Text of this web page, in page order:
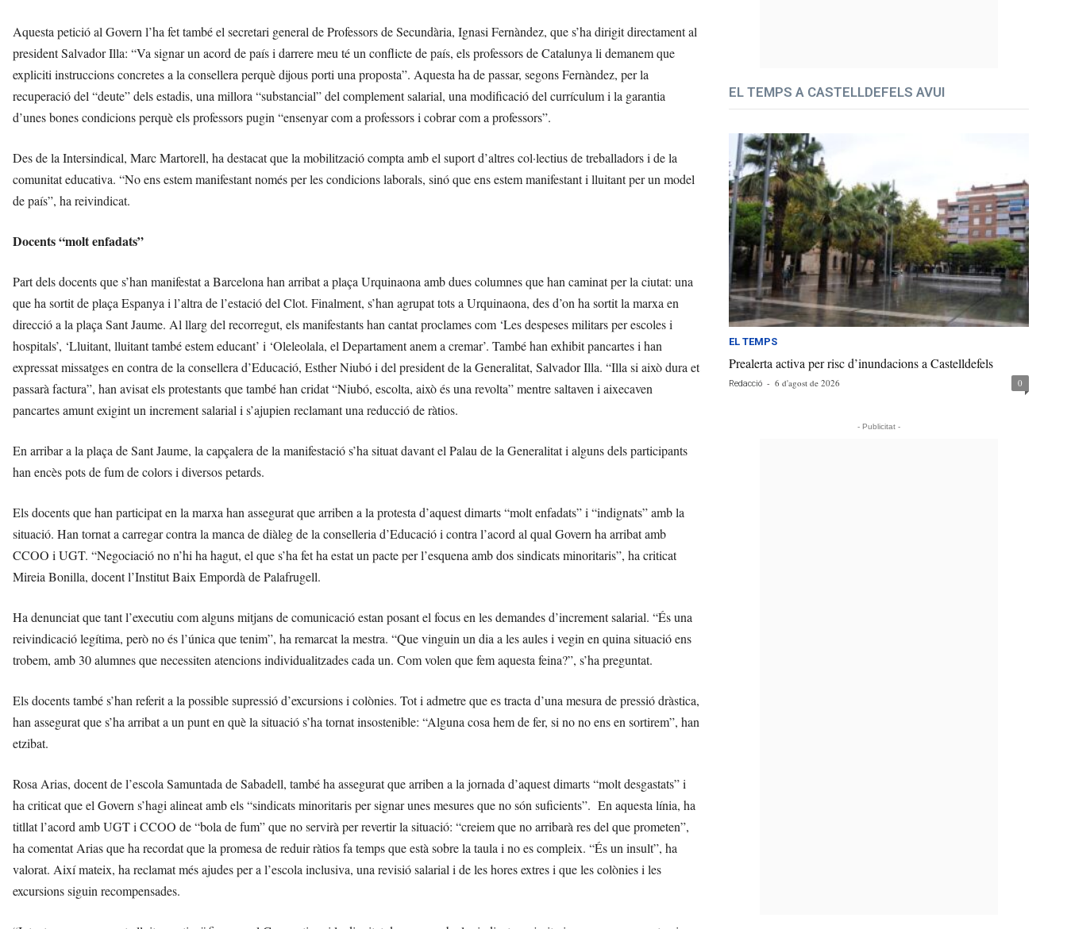
Aquesta petició al Govern l’ha fet també el secretari general de Professors de Secundària, Ignasi Fernàndez, que s’ha dirigit directament al
president Salvador Illa: “Va signar un acord de país i darrere meu té un conflicte de país, els professors de Catalunya li demanem que
expliciti instruccions concretes a la consellera perquè dijous porti una proposta”. Aquesta ha de passar, segons Fernàndez, per la
recuperació del “deute” dels estadis, una millora “substancial” del complement salarial, una modificació del currículum i la garantia
d’unes bones condicions perquè els professors pugin “ensenyar com a professors i cobrar com a professors”.
Des de la Intersindical, Marc Martorell, ha destacat que la mobilització compta amb el suport d’altres col·lectius de treballadors i de la
comunitat educativa. “No ens estem manifestant només per les condicions laborals, sinó que ens estem manifestant i lluitant per un model
de país”, ha reivindicat.
Docents “molt enfadats”
Part dels docents que s’han manifestat a Barcelona han arribat a plaça Urquinaona amb dues columnes que han caminat per la ciutat: una
que ha sortit de plaça Espanya i l’altra de l’estació del Clot. Finalment, s’han agrupat tots a Urquinaona, des d’on ha sortit la marxa en
direcció a la plaça Sant Jaume. Al llarg del recorregut, els manifestants han cantat proclames com ‘Les despeses militars per escoles i
hospitals’, ‘Lluitant, lluitant també estem educant’ i ‘Oleleolala, el Departament anem a cremar’. També han exhibit pancartes i han
expressat missatges en contra de la consellera d’Educació, Esther Niubó i del president de la Generalitat, Salvador Illa. “Illa si això dura et
passarà factura”, han avisat els protestants que també han cridat “Niubó, escolta, això és una revolta” mentre saltaven i aixecaven
pancartes amunt exigint un increment salarial i s’ajupien reclamant una reducció de ràtios.
En arribar a la plaça de Sant Jaume, la capçalera de la manifestació s’ha situat davant el Palau de la Generalitat i alguns dels participants
han encès pots de fum de colors i diversos petards.
Els docents que han participat en la marxa han assegurat que arriben a la protesta d’aquest dimarts “molt enfadats” i “indignats” amb la
situació. Han tornat a carregar contra la manca de diàleg de la conselleria d’Educació i contra l’acord al qual Govern ha arribat amb
CCOO i UGT. “Negociació no n’hi ha hagut, el que s’ha fet ha estat un pacte per l’esquena amb dos sindicats minoritaris”, ha criticat
Mireia Bonilla, docent l’Institut Baix Empordà de Palafrugell.
Ha denunciat que tant l’executiu com alguns mitjans de comunicació estan posant el focus en les demandes d’increment salarial. “És una
reivindicació legítima, però no és l’única que tenim”, ha remarcat la mestra. “Que vinguin un dia a les aules i vegin en quina situació ens
trobem, amb 30 alumnes que necessiten atencions individualitzades cada un. Com volen que fem aquesta feina?”, s’ha preguntat.
Els docents també s’han referit a la possible supressió d’excursions i colònies. Tot i admetre que es tracta d’una mesura de pressió dràstica,
han assegurat que s’ha arribat a un punt en què la situació s’ha tornat insostenible: “Alguna cosa hem de fer, si no no ens en sortirem”, han
etzibat.
Rosa Arias, docent de l’escola Samuntada de Sabadell, també ha assegurat que arriben a la jornada d’aquest dimarts “molt desgastats” i
ha criticat que el Govern s’hagi alineat amb els “sindicats minoritaris per signar unes mesures que no són suficients”. En aquesta línia, ha
titllat l’acord amb UGT i CCOO de “bola de fum” que no servirà per revertir la situació: “creiem que no arribarà res del que prometen”,
ha comentat Arias que ha recordat que la promesa de reduir ràtios fa temps que està sobre la taula i no es compleix. “És un insult”, ha
valorat. Així mateix, ha reclamat més ajudes per a l’escola inclusiva, una revisió salarial i de les hores extres i que les colònies i les
excursions siguin recompensades.
EL TEMPS A CASTELLDEFELS AVUI
EL TEMPS
Prealerta activa per risc d’inundacions a Castelldefels
Redacció - 6 d'agost de 2026 0
- Publicitat -